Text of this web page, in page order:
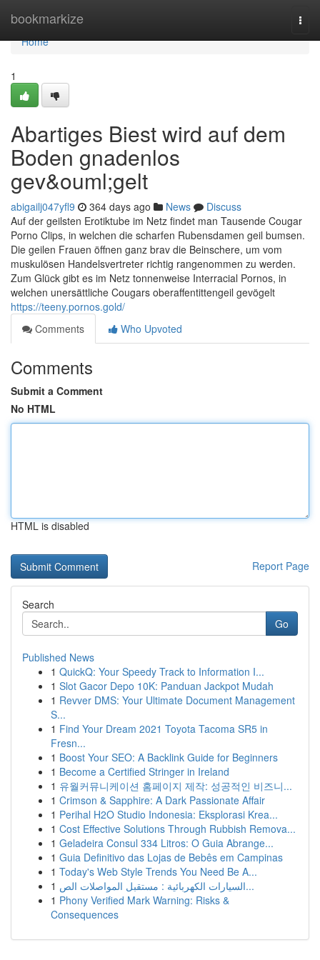
bookmarkize
Home
Home
1
Abartiges Biest wird auf dem
Boden gnadenlos
gev&ouml;gelt
abigailj047yfl9 364 days ago News
Discuss
Auf der geilsten Erotiktube im Netz findet man Tausende Cougar
Porno Clips, in welchen die scharfen Rubensdamen geil bumsen.
Die geilen Frauen öffnen ganz brav die Beinschere, um vom
muskulösen Handelsvertreter richtig rangenommen zu werden.
Zum Glück gibt es im Netz tonnenweise Interracial Pornos, in
welchen unersättliche Cougars oberaffentittengeil gevögelt
https://teeny.pornos.gold/
Comments
Who Upvoted
Comments
Submit a Comment
No HTML
HTML is disabled
Report Page
Search
Go
Published News
1 QuickQ: Your Speedy Track to Information I...
1 Slot Gacor Depo 10K: Panduan Jackpot Mudah
1 Revver DMS: Your Ultimate Document Management
S...
1 Find Your Dream 2021 Toyota Tacoma SR5 in
Fresn...
1 Boost Your SEO: A Backlink Guide for Beginners
1 Become a Certified Stringer in Ireland
1 유월커뮤니케이션 홈페이지 제작: 성공적인 비즈니...
1 Crimson & Sapphire: A Dark Passionate Affair
1 Perihal H2O Studio Indonesia: Eksplorasi Krea...
1 Cost Effective Solutions Through Rubbish Remova...
1 Geladeira Consul 334 Litros: O Guia Abrange...
1 Guia Definitivo das Lojas de Bebês em Campinas
1 Today's Web Style Trends You Need Be A...
1
السيارات الكهربائية : مستقبل المواصلات الص...
1 Phony Verified Mark Warning: Risks &
Consequences